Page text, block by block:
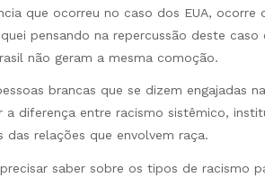
que ocorreu no caso dos EUA,
pensando na repercussão deste
não geram a mesma comoção.
brancas que se dizem engajadas
a diferença entre racismo sistêmico,
das relações que envolvem raça.
saber sobre os tipos de racismo